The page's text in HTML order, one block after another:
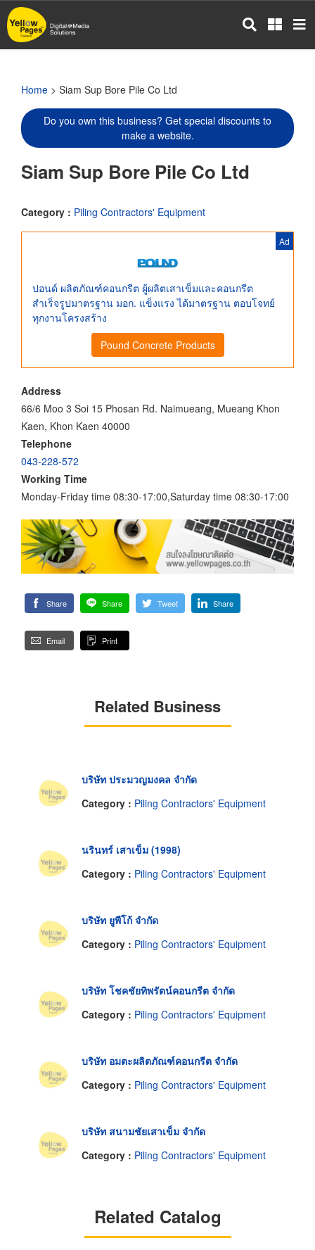
Skip
to
main
Home > Siam Sup Bore Pile Co Ltd
Do you own this business? Get special discounts to
make a website.
Siam Sup Bore Pile Co Ltd
Category : Piling Contractors' Equipment
Ad
ปอนด์ ผลิตภัณฑ์คอนกรีต ผู้ผลิตเสาเข็มและคอนกรีต
สำเร็จรูปมาตรฐาน มอก. แข็งแรง ได้มาตรฐาน ตอบโจทย์
ทุกงานโครงสร้าง
Pound Concrete Products
Address
66/6 Moo 3 Soi 15 Phosan Rd. Naimueang, Mueang Khon
Kaen, Khon Kaen 40000
Telephone
043-228-572
Working Time
Monday-Friday time 08:30-17:00,Saturday time 08:30-17:00
Share Share Tweet Share
Email Print
Related Business
บริษัท ประมวญมงคล จำกัด
Category : Piling Contractors' Equipment
นรินทร์ เสาเข็ม (1998)
Category : Piling Contractors' Equipment
บริษัท ยูพีโก้ จำกัด
Category : Piling Contractors' Equipment
บริษัท โชคชัยทิพรัตน์คอนกรีต จำกัด
Category : Piling Contractors' Equipment
บริษัท อมตะผลิตภัณฑ์คอนกรีต จำกัด
Category : Piling Contractors' Equipment
บริษัท สนามชัยเสาเข็ม จำกัด
Category : Piling Contractors' Equipment
Related Catalog